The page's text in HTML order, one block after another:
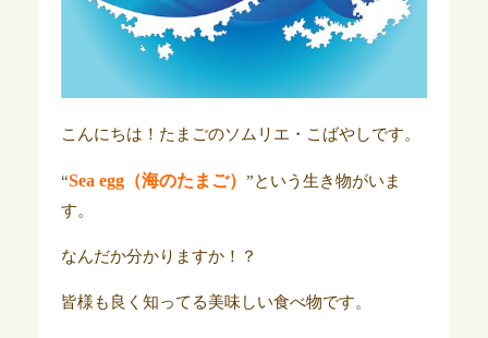
こんにちは！たまごのソムリエ・こばやしです。
“Sea egg（海のたまご） ”という生き物がいま
す。
なんだか分かりますか！？
皆様も良く知ってる美味しい食べ物です。